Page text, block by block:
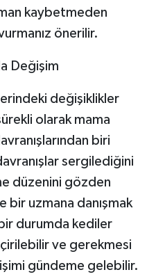
kaybetmeden
önerilir.
Değişim
değişiklikler
olarak mama
biri
sergilediğini
düzenini gözden
uzmana danışmak
durumda kediler
ve gerekmesi
gündeme gelebilir.